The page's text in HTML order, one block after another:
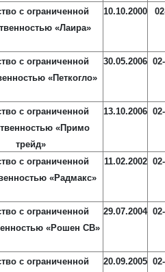
с ограниченной
«Лаира»
10.10.2000
с ограниченной
«Петкогло»
30.05.2006
с ограниченной
«Примо
трейд»
13.10.2006
с ограниченной
«Радмакс»
11.02.2002
с ограниченной
«Рошен СВ»
29.07.2004
с ограниченной
20.09.2005